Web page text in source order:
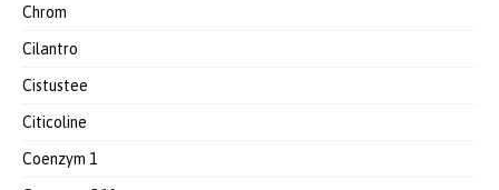
Chrom
Cilantro
Cistustee
Citicoline
Coenzym 1